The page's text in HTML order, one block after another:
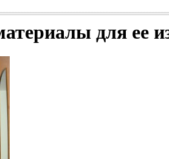
для ее